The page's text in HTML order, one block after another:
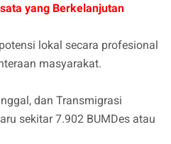
yang Berkelanjutan
lokal secara profesional
masyarakat.
dan Transmigrasi
sekitar 7.902 BUMDes atau